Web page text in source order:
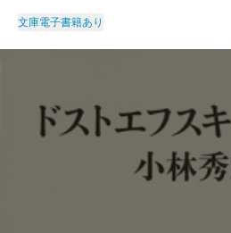
文庫電子書籍あり